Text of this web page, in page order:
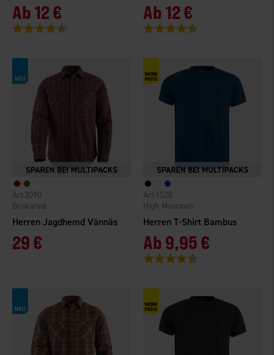
Ab12 €
Bewertung:
Ab12 €
Bewertung:
Herren Jagdhemd Vännäs
Brokared
3090
29 €
Herren T-Shirt Bambus
High Mountain
1520
Ab9,95 €
Bewertung: